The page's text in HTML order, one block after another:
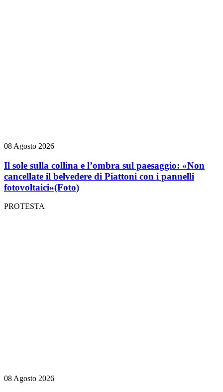
08 Agosto 2026
Il sole sulla collina e l’ombra sul paesaggio: «Non
cancellate il belvedere di Piattoni con i pannelli
fotovoltaici»(Foto)
PROTESTA
08 Agosto 2026